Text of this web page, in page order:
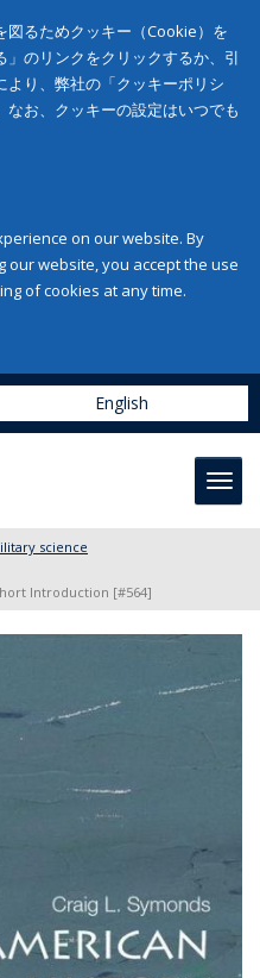
図るためクッキー（Cookie）を
のリンクをクリックするか、引
より、弊社の「クッキーポリシ
お、クッキーの設定はいつでも
on our website. By
our website, you accept the use
of cookies at any time.
English
science
Introduction [#564]